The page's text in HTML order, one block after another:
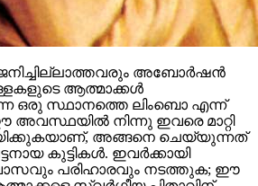
ജനിച്ചില്ലാത്തവരും അബോർഷൻ
ആത്മാക്കൾ
ഒരു സ്ഥാനത്തെ ലിംബൊ എന്ന്
അവസ്ഥയിൽ നിന്നു ഇവരെ മാറ്റി
അങ്ങനെ ചെയ്യുന്നത്
കുട്ടികൾ. ഇവർക്കായി
പരിഹാരവും നടത്തുക; ഈ